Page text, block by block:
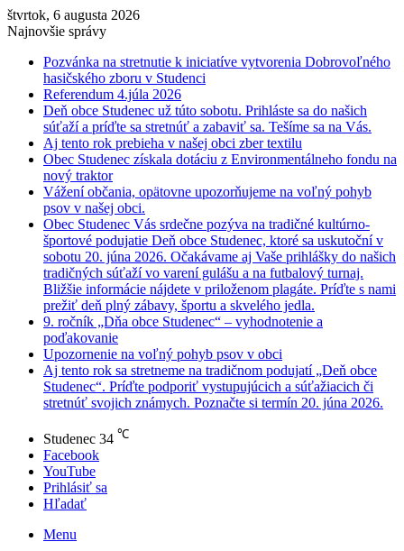
štvrtok, 6 augusta 2026
Najnovšie správy
Pozvánka na stretnutie k iniciatíve vytvorenia Dobrovoľného
hasičského zboru v Studenci
Referendum 4.júla 2026
Deň obce Studenec už túto sobotu. Prihláste sa do našich
súťaží a príďte sa stretnúť a zabaviť sa. Tešíme sa na Vás.
Aj tento rok prebieha v našej obci zber textilu
Obec Studenec získala dotáciu z Environmentálneho fondu na
nový traktor
Vážení občania, opätovne upozorňujeme na voľný pohyb
psov v našej obci.
Obec Studenec Vás srdečne pozýva na tradičné kultúrno-
športové podujatie Deň obce Studenec, ktoré sa uskutoční v
sobotu 20. júna 2026. Očakávame aj Vaše prihlášky do našich
tradičných súťaží vo varení gulášu a na futbalový turnaj.
Bližšie informácie nájdete v priloženom plagáte. Príďte s nami
prežiť deň plný zábavy, športu a skvelého jedla.
9. ročník „Dňa obce Studenec“ – vyhodnotenie a
poďakovanie
Upozornenie na voľný pohyb psov v obci
Aj tento rok sa stretneme na tradičnom podujatí „Deň obce
Studenec“. Príďte podporiť vystupujúcich a súťažiacich či
stretnúť svojich známych. Poznačte si termín 20. júna 2026.
Studenec 34 ℃
Facebook
YouTube
Prihlásiť sa
Hľadať
Menu